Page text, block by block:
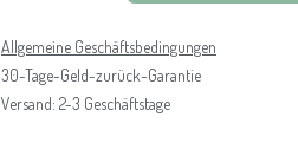
Allgemeine Geschäftsbedingungen
30-Tage-Geld-zurück-Garantie
Versand: 2-3 Geschäftstage